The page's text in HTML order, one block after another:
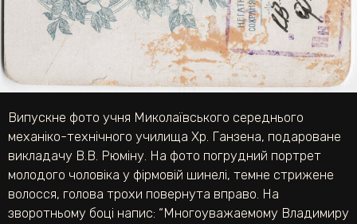
Випускне фото учня Миколаївського середнього
механіко-технічного училища Хр. Ганзена, подароване
викладачу В.В. Рюміну. На фото погрудний портрет
молодого чоловіка у фірмовій шинелі, темне стрижене
волосся, голова трохи повернута вправо. На
зворотньому боці напис: “Многоуважаемому Владимиру